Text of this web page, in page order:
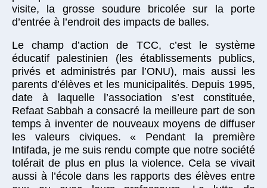
visite, la grosse soudure bricolée sur la porte
d’entrée à l’endroit des impacts de balles.
Le champ d’action de TCC, c’est le système
éducatif palestinien (les établissements publics,
privés et administrés par l’ONU), mais aussi les
parents d’élèves et les municipalités. Depuis 1995,
date à laquelle l’association s’est constituée,
Refaat Sabbah a consacré la meilleure part de son
temps à inventer de nouveaux moyens de diffuser
les valeurs civiques. « Pendant la première
Intifada, je me suis rendu compte que notre société
tolérait de plus en plus la violence. Cela se vivait
aussi à l’école dans les rapports des élèves entre